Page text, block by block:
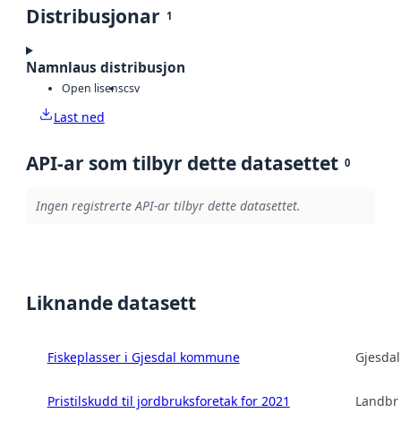
Distribusjonar 1
Namnlaus distribusjon
Open lisenscsv
Last ned
API-ar som tilbyr dette datasettet 0
Ingen registrerte API-ar tilbyr dette datasettet.
Liknande datasett
Fiskeplasser i Gjesdal kommune
Pristilskudd til jordbruksforetak for 2021